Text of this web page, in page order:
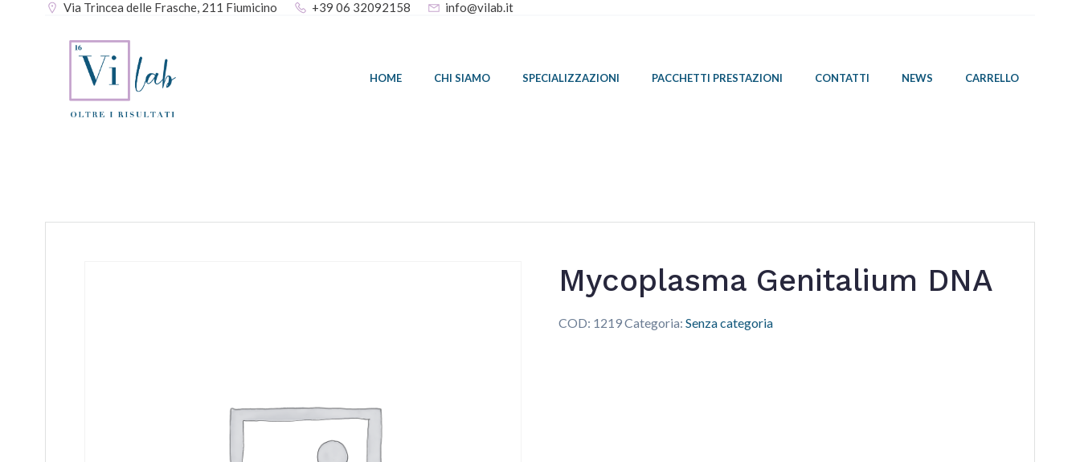
Via Trincea delle Frasche, 211 Fiumicino +39 06 32092158 info@vilab.it
HOME CHI SIAMO SPECIALIZZAZIONI PACCHETTI PRESTAZIONI CONTATTI NEWS CARRELLO
Mycoplasma Genitalium DNA
COD: 1219Categoria: Senza categoria